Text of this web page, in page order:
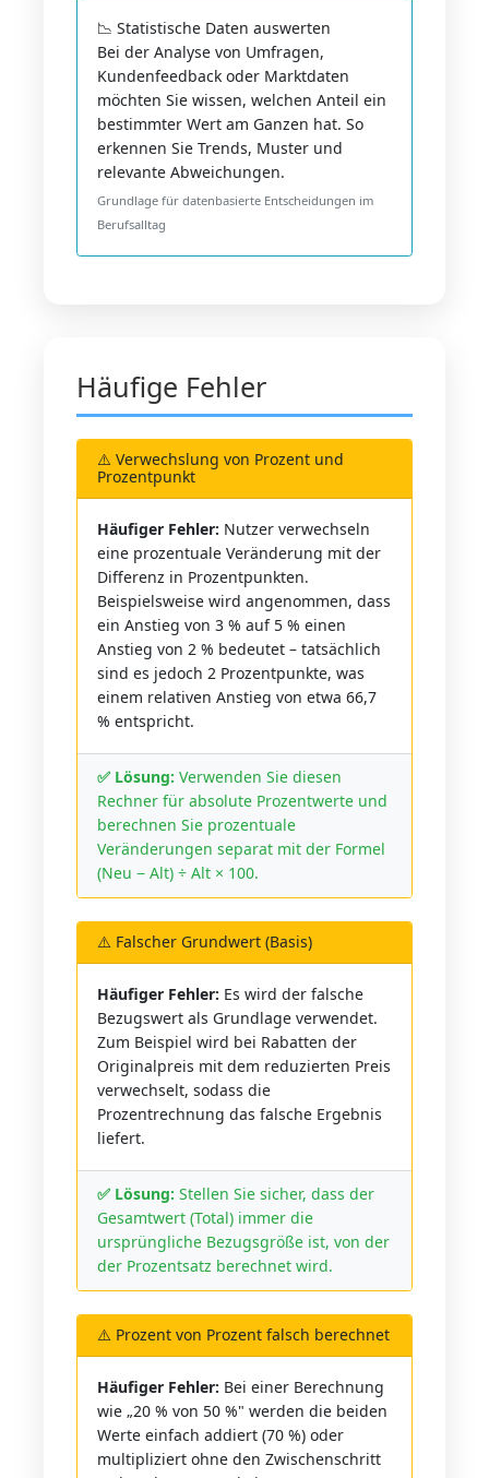
📉 Statistische Daten auswerten
Bei der Analyse von Umfragen,
Kundenfeedback oder Marktdaten
möchten Sie wissen, welchen Anteil ein
bestimmter Wert am Ganzen hat. So
erkennen Sie Trends, Muster und
relevante Abweichungen.
Grundlage für datenbasierte Entscheidungen im
Berufsalltag
Häufige Fehler
⚠️ Verwechslung von Prozent und
Prozentpunkt
Häufiger Fehler: Nutzer verwechseln
eine prozentuale Veränderung mit der
Differenz in Prozentpunkten.
Beispielsweise wird angenommen, dass
ein Anstieg von 3 % auf 5 % einen
Anstieg von 2 % bedeutet – tatsächlich
sind es jedoch 2 Prozentpunkte, was
einem relativen Anstieg von etwa 66,7
% entspricht.
✅ Lösung: Verwenden Sie diesen
Rechner für absolute Prozentwerte und
berechnen Sie prozentuale
Veränderungen separat mit der Formel
(Neu − Alt) ÷ Alt × 100.
⚠️ Falscher Grundwert (Basis)
Häufiger Fehler: Es wird der falsche
Bezugswert als Grundlage verwendet.
Zum Beispiel wird bei Rabatten der
Originalpreis mit dem reduzierten Preis
verwechselt, sodass die
Prozentrechnung das falsche Ergebnis
liefert.
✅ Lösung: Stellen Sie sicher, dass der
Gesamtwert (Total) immer die
ursprüngliche Bezugsgröße ist, von der
der Prozentsatz berechnet wird.
⚠️ Prozent von Prozent falsch berechnet
Häufiger Fehler: Bei einer Berechnung
wie „20 % von 50 %" werden die beiden
Werte einfach addiert (70 %) oder
multipliziert ohne den Zwischenschritt